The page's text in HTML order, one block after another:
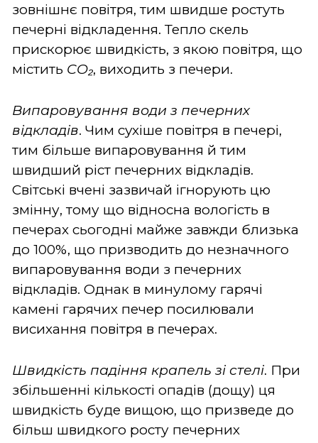
зовнішнє повітря, тим швидше ростуть
печерні відкладення. Тепло скель
прискорює швидкість, з якою повітря, що
містить CO₂, виходить з печери.
Випаровування води з печерних
відкладів. Чим сухіше повітря в печері,
тим більше випаровування й тим
швидший ріст печерних відкладів.
Світські вчені зазвичай ігнорують цю
змінну, тому що відносна вологість в
печерах сьогодні майже завжди близька
до 100%, що призводить до незначного
випаровування води з печерних
відкладів. Однак в минулому гарячі
камені гарячих печер посилювали
висихання повітря в печерах.
Швидкість падіння крапель зі стелі. При
збільшенні кількості опадів (дощу) ця
швидкість буде вищою, що призведе до
більш швидкого росту печерних